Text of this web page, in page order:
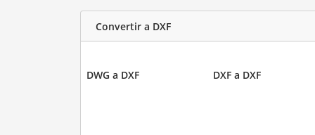
Convertir a DXF
DWG a DXF DXF a DXF